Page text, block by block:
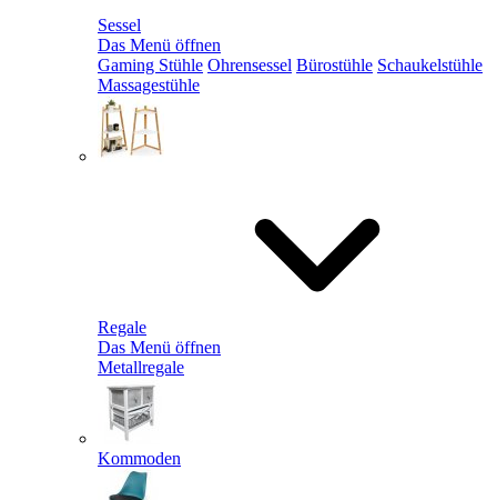
Sessel
Das Menü öffnen
Gaming Stühle Ohrensessel Bürostühle Schaukelstühle
Massagestühle
Regale
Das Menü öffnen
Metallregale
Kommoden